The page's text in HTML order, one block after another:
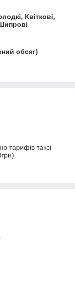
Квіткові,
обсяг)
тарифів таксі